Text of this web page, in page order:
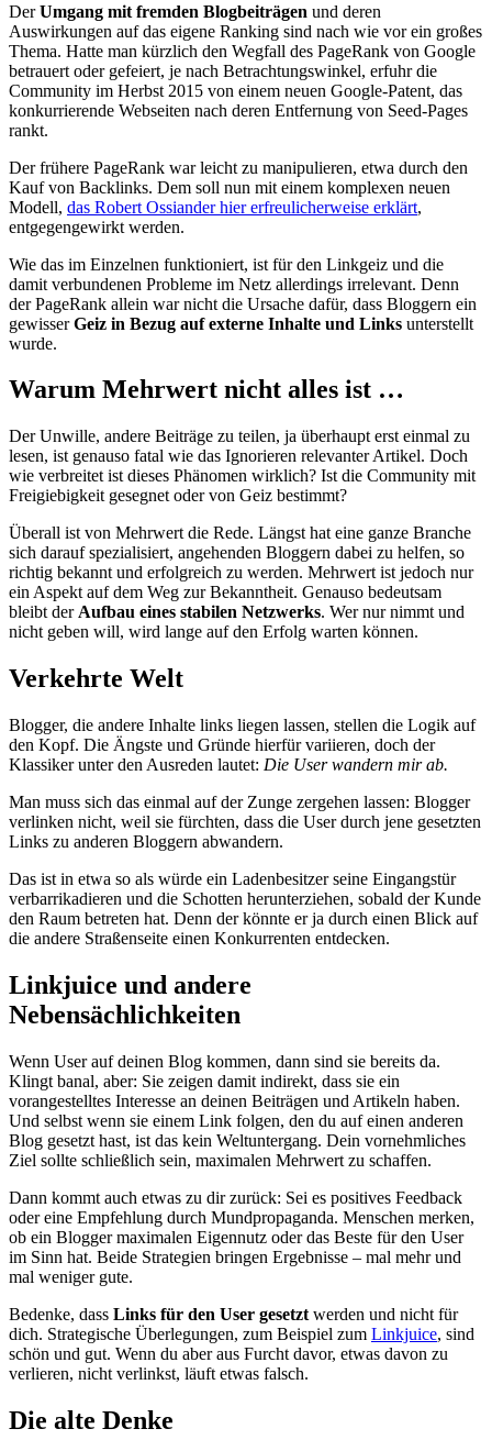
DerUmgang mit fremden Blogbeiträgen und deren
Auswirkungen auf das eigene Ranking sind nach wie vor ein großes
Thema. Hatte man kürzlich den Wegfall des PageRank von Google
betrauert oder gefeiert, je nach Betrachtungswinkel, erfuhr die
Community im Herbst 2015 von einem neuen Google-Patent, das
konkurrierende Webseiten nach deren Entfernung von Seed-Pages
rankt.
Der frühere PageRank war leicht zu manipulieren, etwa durch den
Kauf von Backlinks. Dem soll nun mit einem komplexen neuen
Modell, das Robert Ossiander hier erfreulicherweise erklärt,
entgegengewirkt werden.
Wie das im Einzelnen funktioniert, ist für den Linkgeiz und die
damit verbundenen Probleme im Netz allerdings irrelevant. Denn
der PageRank allein war nicht die Ursache dafür, dass Bloggern ein
gewisserGeiz in Bezug auf externe Inhalte und Links unterstellt
wurde.
Warum Mehrwert nicht alles ist …
Der Unwille, andere Beiträge zu teilen, ja überhaupt erst einmal zu
lesen, ist genauso fatal wie das Ignorieren relevanter Artikel. Doch
wie verbreitet ist dieses Phänomen wirklich? Ist die Community mit
Freigiebigkeit gesegnet oder von Geiz bestimmt?
Überall ist von Mehrwert die Rede. Längst hat eine ganze Branche
sich darauf spezialisiert, angehenden Bloggern dabei zu helfen, so
richtig bekannt und erfolgreich zu werden. Mehrwert ist jedoch nur
ein Aspekt auf dem Weg zur Bekanntheit. Genauso bedeutsam
bleibt der Aufbau eines stabilen Netzwerks. Wer nur nimmt und
nicht geben will, wird lange auf den Erfolg warten können.
Verkehrte Welt
Blogger, die andere Inhalte links liegen lassen, stellen die Logik auf
den Kopf. Die Ängste und Gründe hierfür variieren, doch der
Klassiker unter den Ausreden lautet: Die User wandern mir ab.
Man muss sich das einmal auf der Zunge zergehen lassen: Blogger
verlinken nicht, weil sie fürchten, dass die User durch jene gesetzten
Links zu anderen Bloggern abwandern.
Das ist in etwa so als würde ein Ladenbesitzer seine Eingangstür
verbarrikadieren und die Schotten herunterziehen, sobald der Kunde
den Raum betreten hat. Denn der könnte er ja durch einen Blick auf
die andere Straßenseite einen Konkurrenten entdecken.
Linkjuice und andere
Nebensächlichkeiten
Wenn User auf deinen Blog kommen, dann sind sie bereits da.
Klingt banal, aber: Sie zeigen damit indirekt, dass sie ein
vorangestelltes Interesse an deinen Beiträgen und Artikeln haben.
Und selbst wenn sie einem Link folgen, den du auf einen anderen
Blog gesetzt hast, ist das kein Weltuntergang. Dein vornehmliches
Ziel sollte schließlich sein, maximalen Mehrwert zu schaffen.
Dann kommt auch etwas zu dir zurück: Sei es positives Feedback
oder eine Empfehlung durch Mundpropaganda. Menschen merken,
ob ein Blogger maximalen Eigennutz oder das Beste für den User
im Sinn hat. Beide Strategien bringen Ergebnisse – mal mehr und
mal weniger gute.
Bedenke, dass Links für den User gesetzt werden und nicht für
dich. Strategische Überlegungen, zum Beispiel zum Linkjuice, sind
schön und gut. Wenn du aber aus Furcht davor, etwas davon zu
verlieren, nicht verlinkst, läuft etwas falsch.
Die alte Denke